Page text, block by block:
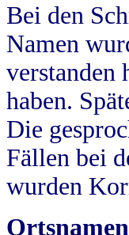
Bei den
Namen
verstanden
haben.
Die
Fällen bei
wurden
Ortsnamen